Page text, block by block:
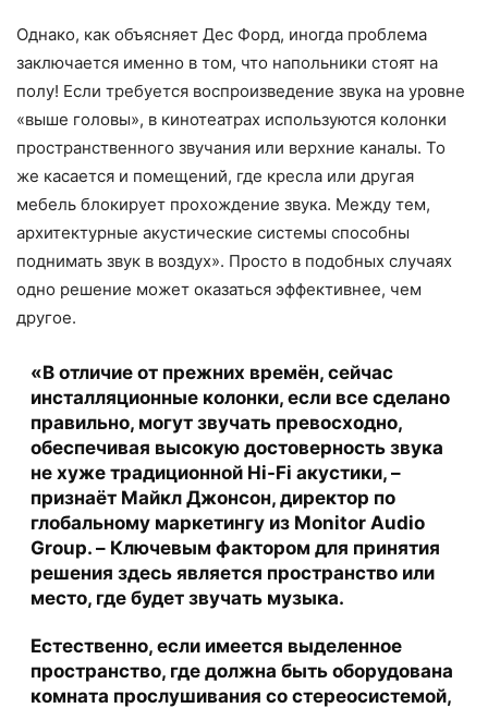
Однако, как объясняет Дес Форд, иногда проблема
заключается именно в том, что напольники стоят на
полу! Если требуется воспроизведение звука на уровне
«выше головы», в кинотеатрах используются колонки
пространственного звучания или верхние каналы. То
же касается и помещений, где кресла или другая
мебель блокирует прохождение звука. Между тем,
архитектурные акустические системы способны
поднимать звук в воздух». Просто в подобных случаях
одно решение может оказаться эффективнее, чем
другое.
«В отличие от прежних времён, сейчас
инсталляционные колонки, если все сделано
правильно, могут звучать превосходно,
обеспечивая высокую достоверность звука
не хуже традиционной Hi-Fi акустики, –
признаёт Майкл Джонсон, директор по
глобальному маркетингу из Monitor Audio
Group. – Ключевым фактором для принятия
решения здесь является пространство или
место, где будет звучать музыка.
Естественно, если имеется выделенное
пространство, где должна быть оборудована
комната прослушивания со стереосистемой,